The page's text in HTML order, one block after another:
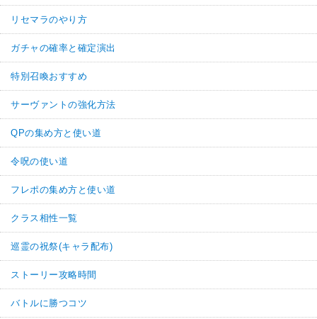
リセマラのやり方
ガチャの確率と確定演出
特別召喚おすすめ
サーヴァントの強化方法
QPの集め方と使い道
令呪の使い道
フレポの集め方と使い道
クラス相性一覧
巡霊の祝祭(キャラ配布)
ストーリー攻略時間
バトルに勝つコツ